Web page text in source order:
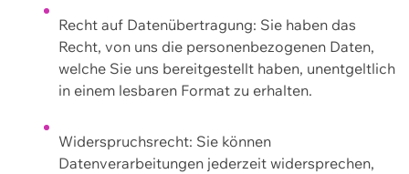
Recht auf Datenübertragung: Sie haben das
Recht, von uns die personenbezogenen Daten,
welche Sie uns bereitgestellt haben, unentgeltlich
in einem lesbaren Format zu erhalten.
Widerspruchsrecht: Sie können
Datenverarbeitungen jederzeit widersprechen,